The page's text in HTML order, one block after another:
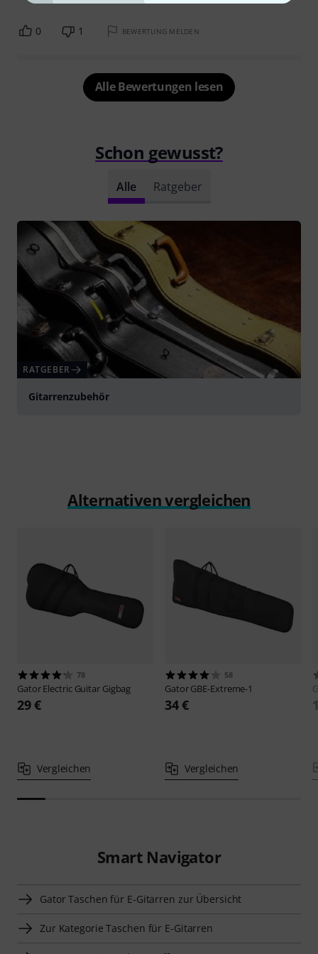
0 1 BEWERTUNG MELDEN
Alle Bewertungen lesen
Schon gewusst?
Alle Ratgeber
RATGEBER
Gitarrenzubehör
Alternativen vergleichen
78
GatorElectric Guitar Gigbag
29 €
Vergleichen
58
GatorGBE-Extreme-1
34 €
Vergleichen
Smart Navigator
Gator Taschen für E-Gitarren zur Übersicht
Zur Kategorie Taschen für E-Gitarren